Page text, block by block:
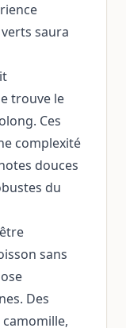
saura
trouve le
Ces
complexité
douces
du
sans
Des